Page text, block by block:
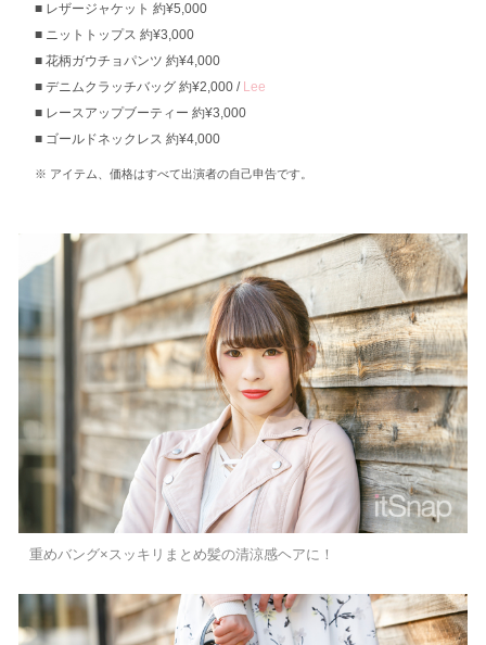
レザージャケット 約¥5,000
ニットトップス 約¥3,000
花柄ガウチョパンツ 約¥4,000
デニムクラッチバッグ 約¥2,000 / Lee
レースアップブーティー 約¥3,000
ゴールドネックレス 約¥4,000
アイテム、価格はすべて出演者の自己申告です。
重めバング×スッキリまとめ髪の清涼感ヘアに！